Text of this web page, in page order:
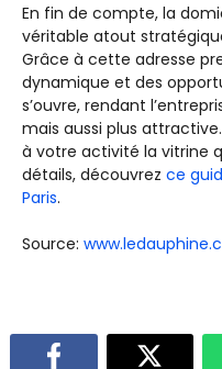
En fin de compte, la
véritable atout
Grâce à cette adresse
dynamique et des
s’ouvre, rendant
mais aussi plus
à votre activité la vitrine
détails, découvrez ce
Paris.
Source: